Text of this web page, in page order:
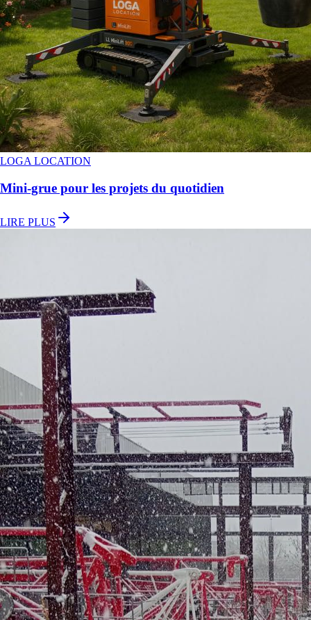
LOGA LOCATION
Mini-grue pour les projets du quotidien
LIRE PLUS